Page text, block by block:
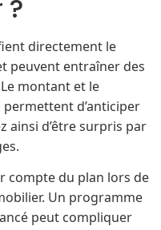
?
directement le
peuvent entraîner des
montant et le
d’anticiper
ainsi d’être surpris par
compte du plan lors de
Un programme
peut compliquer